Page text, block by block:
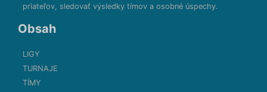
priateľov, sledovať výsledky tímov a osobné úspechy.
Obsah
LIGY
TURNAJE
TÍMY